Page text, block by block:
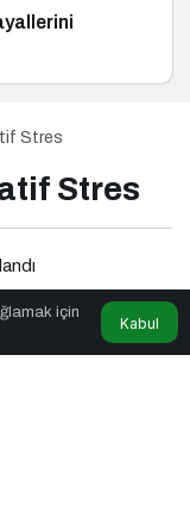
Stres
Stres
için
Kabul